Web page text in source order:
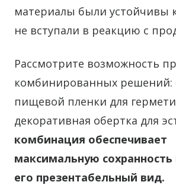
материалы были устойчивы
не вступали в реакцию с
Рассмотрите возможность
комбинированных решений:
пищевой пленки для
декоративная обертка для
комбинация обеспечивает
максимальную сохранность
его презентабельный вид.